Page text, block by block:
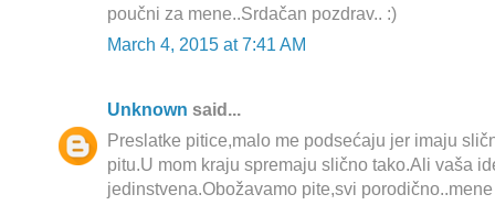
poučni za mene..Srdačan pozdrav.. :)
March 4, 2015 at 7:41 AM
Unknown said...
Preslatke pitice,malo me podsećaju jer imaju
pitu.U mom kraju spremaju slično tako.Ali vaša
jedinstvena.Obožavamo pite,svi